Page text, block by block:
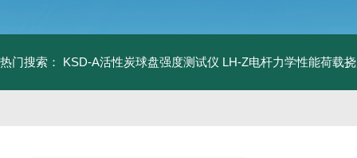
热门搜索： KSD-A活性炭球盘强度测试仪 LH-Z电杆力学性能荷载